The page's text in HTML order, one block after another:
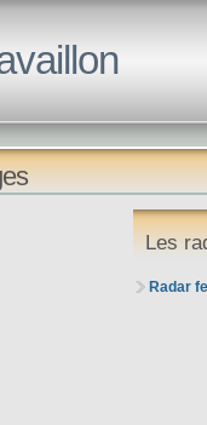
Les
Radar